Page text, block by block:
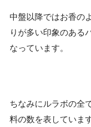
中盤以降ではお香の
りが多い印象のある
なっています。
ちなみにルラボの全
料の数を表しています